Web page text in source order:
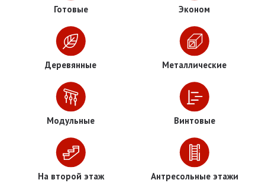
Готовые Эконом
Деревянные Металлические
Модульные Винтовые
На второй этаж Антресольные этажи